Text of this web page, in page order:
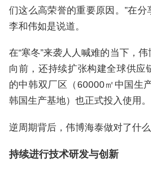
们这么高荣誉的重要原因。”在分
李和伟如是说道。
在“寒冬”来袭人人喊难的当下，
向前，还持续扩张构建全球供应
的中韩双厂区（60000㎡中国生
韩国生产基地）也正式投入使用。
逆周期背后，伟博海泰做对了什么
持续进行技术研发与创新